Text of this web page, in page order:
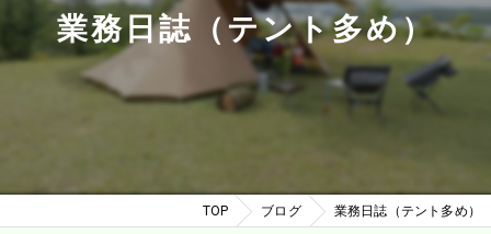
業務日誌（テント多め）
TOP ブログ 業務日誌（テント多め）